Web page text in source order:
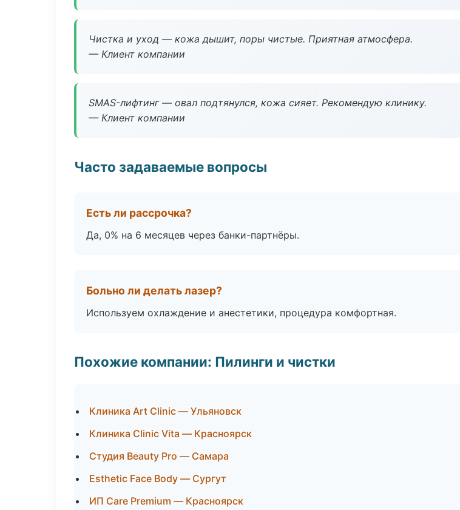
Чистка и уход — кожа дышит, поры чистые. Приятная атмосфера.
— Клиент компании
SMAS-лифтинг — овал подтянулся, кожа сияет. Рекомендую клинику.
— Клиент компании
Часто задаваемые вопросы
Есть ли рассрочка?
Да, 0% на 6 месяцев через банки-партнёры.
Больно ли делать лазер?
Используем охлаждение и анестетики, процедура комфортная.
Похожие компании: Пилинги и чистки
Клиника Art Clinic — Ульяновск
Клиника Clinic Vita — Красноярск
Студия Beauty Pro — Самара
Esthetic Face Body — Сургут
ИП Care Premium — Красноярск